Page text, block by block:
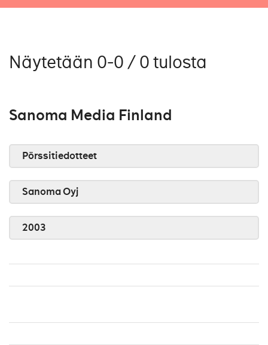
Näytetään 0-0 / 0 tulosta
Sanoma Media Finland
Pörssitiedotteet
Sanoma Oyj
2003